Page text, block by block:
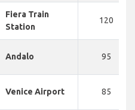
Fiera Train
Station
120
Andalo 95
Venice Airport 85